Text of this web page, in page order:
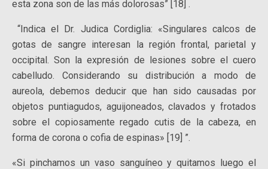
esta zona son de las más dolorosas” [18] .
“Indica el Dr. Judica Cordiglia: «Singulares calcos de
gotas de sangre interesan la región frontal, parietal y
occipital. Son la expresión de lesiones sobre el cuero
cabelludo. Considerando su distribución a modo de
aureola, debemos deducir que han sido causadas por
objetos puntiagudos, aguijoneados, clavados y frotados
sobre el copiosamente regado cutis de la cabeza, en
forma de corona o cofia de espinas» [19] ”.
«Si pinchamos un vaso sanguíneo y quitamos luego el